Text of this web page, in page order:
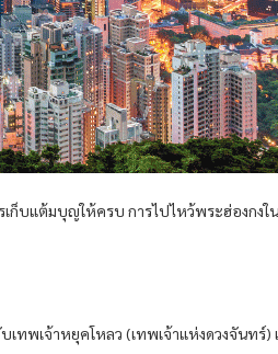
เก็บแต้มบุญให้ครบ การไปไหว้พระฮ่องกง
ทพเจ้าหยุคโหลว (เทพเจ้าแห่งดวงจันทร์)